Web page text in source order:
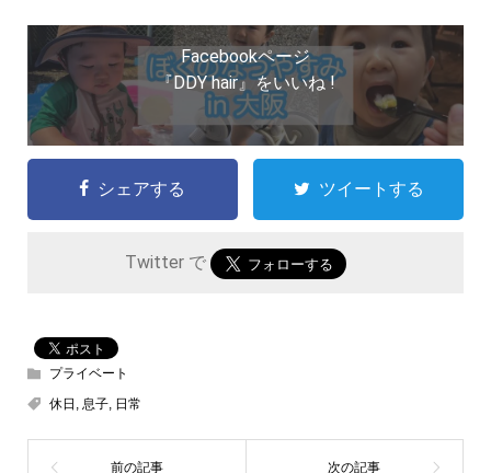
Facebookページ
『DDY hair』をいいね !
シェアする ツイートする
Twitter で
プライベート
休日 , 息子, 日常